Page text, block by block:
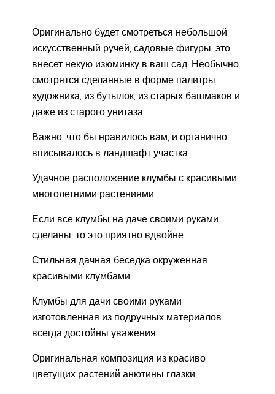
Оригинально будет смотреться небольшой
искусственный ручей, садовые фигуры, это
внесет некую изюминку в ваш сад. Необычно
смотрятся сделанные в форме палитры
художника, из бутылок, из старых башмаков и
даже из старого унитаза
Важно, что бы нравилось вам, и органично
вписывалось в ландшафт участка
Удачное расположение клумбы с красивыми
многолетними растениями
Если все клумбы на даче своими руками
сделаны, то это приятно вдвойне
Стильная дачная беседка окруженная
красивыми клумбами
Клумбы для дачи своими руками
изготовленная из подручных материалов
всегда достойны уважения
Оригинальная композиция из красиво
цветущих растений анютины глазки